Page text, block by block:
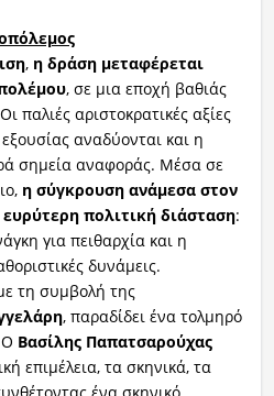
, η δράση μεταφέρεται
, σε μια εποχή βαθιάς
παλιές αριστοκρατικές αξίες
αναδύονται και η
σημεία αναφοράς. Μέσα σε
η σύγκρουση ανάμεσα στον
πολιτική διάσταση:
για πειθαρχία και η
δυνάμεις.
τη συμβολή της
, παραδίδει ένα τολμηρό
Ο Βασίλης Παπατσαρούχας
επιμέλεια, τα σκηνικά, τα
ένα σκηνικό